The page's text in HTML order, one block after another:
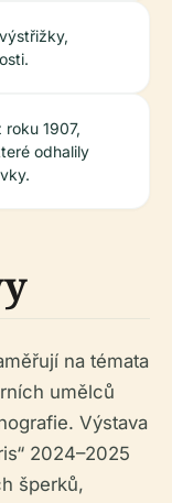
roku 1907,
odhalily
na témata
umělců
Výstava
2024–2025
šperků,